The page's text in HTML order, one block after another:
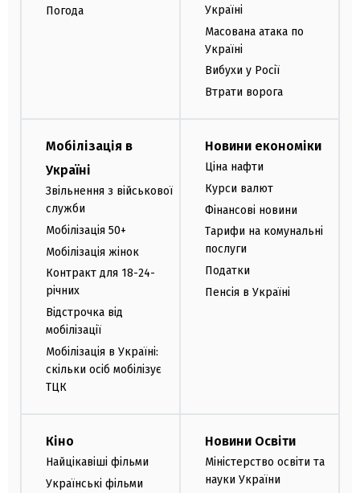
Погода
Україні
Масована атака по
Україні
Вибухи у Росії
Втрати ворога
Мобілізація в
Україні
Звільнення з військової
служби
Мобілізація 50+
Мобілізація жінок
Контракт для 18-24-
річних
Відстрочка від
мобілізації
Мобілізація в Україні:
скільки осіб мобілізує
ТЦК
Новини економіки
Ціна нафти
Курси валют
Фінансові новини
Тарифи на комунальні
послуги
Податки
Пенсія в Україні
Кіно
Найцікавіші фільми
Українські фільми
Новини Освіти
Міністерство освіти та
науки України